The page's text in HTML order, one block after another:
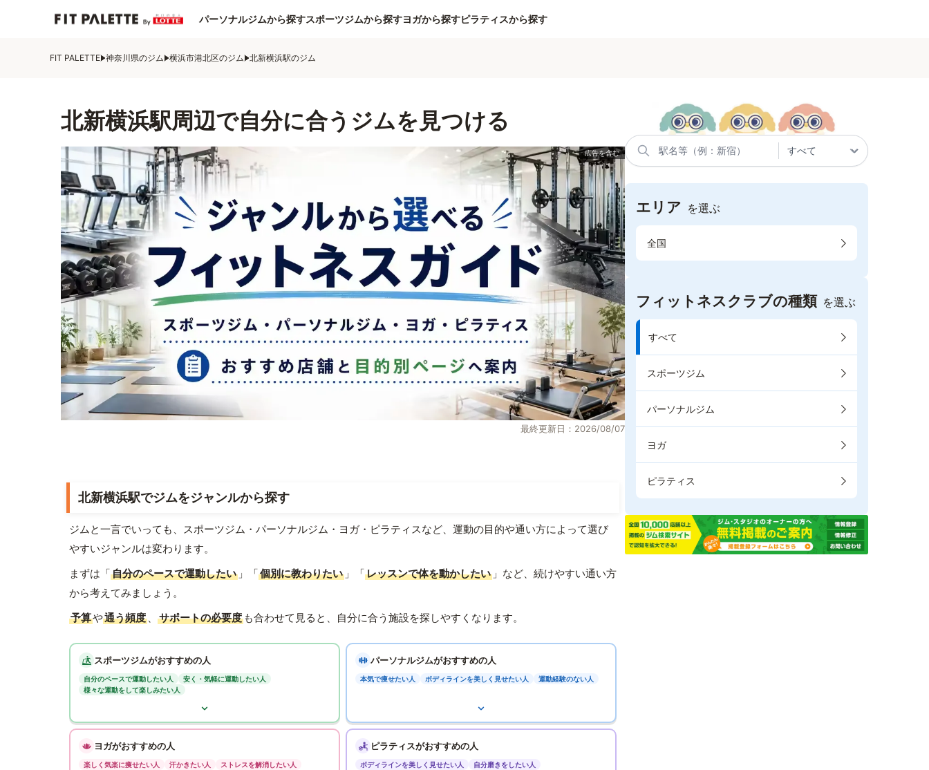
パーソナルジムから探すスポーツジムから探すヨガから探すピラティスから探す
FIT PALETTE 神奈川県のジム 横浜市港北区のジム 北新横浜駅のジム
北新横浜駅周辺で自分に合うジムを見つける
最終更新日：2026/08/07
北新横浜駅でジムをジャンルから探す
ジムと一言でいっても、スポーツジム・パーソナルジム・ヨガ・ピラティスなど、運動の目的や通い方によって選び
やすいジャンルは変わります。
まずは「自分のペースで運動したい 」「個別に教わりたい 」「レッスンで体を動かしたい 」など、続けやすい通い方
から考えてみましょう。
予算や通う頻度 、 サポートの必要度 も合わせて見ると、自分に合う施設を探しやすくなります。
スポーツジムがおすすめの人
自分のペースで運動したい人
安く・気軽に運動したい人
様々な運動をして楽しみたい人
パーソナルジムがおすすめの人
本気で痩せたい人 ボディラインを美しく見せたい人 運動経験のない人
ヨガがおすすめの人
楽しく気楽に痩せたい人 汗かきたい人 ストレスを解消したい人
ピラティスがおすすめの人
ボディラインを美しく見せたい人
自分磨きをしたい人
エリア を選ぶ
全国
フィットネスクラブの種類 を選ぶ
すべて
スポーツジム
パーソナルジム
ヨガ
ピラティス